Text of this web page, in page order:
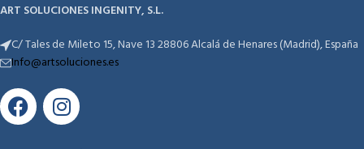
ART SOLUCIONES INGENITY, S.L.
C/ Tales de Mileto 15, Nave 13 28806 Alcalá de Henares (Madrid), España
Info@artsoluciones.es